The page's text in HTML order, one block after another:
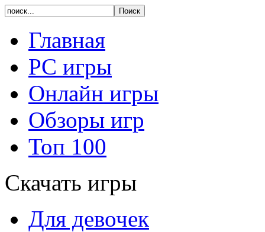
Главная
PC игры
Онлайн игры
Обзоры игр
Топ 100
Скачать игры
Для девочек